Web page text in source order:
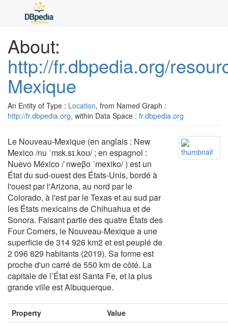
About:
http://fr.dbpedia.org/
Mexique
An Entity of Type : Location, from Named Graph :
http://fr.dbpedia.org, within Data Space : fr.dbpedia.org
Le Nouveau-Mexique (en anglais : New
Mexico /nu ˈmɛk.sɪ.koʊ/ ; en espagnol :
Nuevo México /ˈnweβo ˈmexiko/ ) est un
État du sud-ouest des États-Unis, bordé à
l'ouest par l'Arizona, au nord par le
Colorado, à l'est par le Texas et au sud par
les États mexicains de Chihuahua et de
Sonora. Faisant partie des quatre États des
Four Corners, le Nouveau-Mexique a une
superficie de 314 926 km2 et est peuplé de
2 096 829 habitants (2019). Sa forme est
proche d'un carré de 550 km de côté. La
capitale de l’État est Santa Fe, et la plus
grande ville est Albuquerque.
Property Value